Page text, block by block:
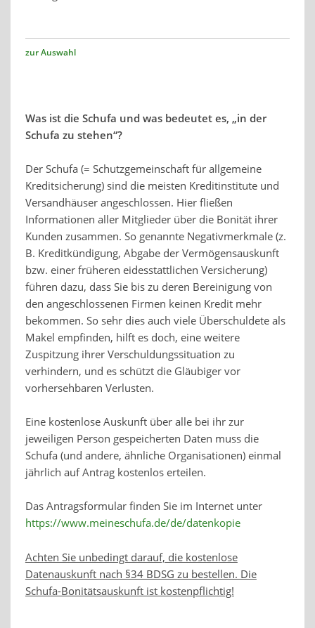
zur Auswahl
Was ist die Schufa und was bedeutet es, „in der
Schufa zu stehen“?
Der Schufa (= Schutzgemeinschaft für allgemeine
Kreditsicherung) sind die meisten Kreditinstitute und
Versandhäuser angeschlossen. Hier fließen
Informationen aller Mitglieder über die Bonität ihrer
Kunden zusammen. So genannte Negativmerkmale (z.
B. Kreditkündigung, Abgabe der Vermögensauskunft
bzw. einer früheren eidesstattlichen Versicherung)
führen dazu, dass Sie bis zu deren Bereinigung von
den angeschlossenen Firmen keinen Kredit mehr
bekommen. So sehr dies auch viele Überschuldete als
Makel empfinden, hilft es doch, eine weitere
Zuspitzung ihrer Verschuldungssituation zu
verhindern, und es schützt die Gläubiger vor
vorhersehbaren Verlusten.
Eine kostenlose Auskunft über alle bei ihr zur
jeweiligen Person gespeicherten Daten muss die
Schufa (und andere, ähnliche Organisationen) einmal
jährlich auf Antrag kostenlos erteilen.
Das Antragsformular finden Sie im Internet unter
https://www.meineschufa.de/de/datenkopie
Achten Sie unbedingt darauf, die kostenlose
Datenauskunft nach §34 BDSG zu bestellen. Die
Schufa-Bonitätsauskunft ist kostenpflichtig!